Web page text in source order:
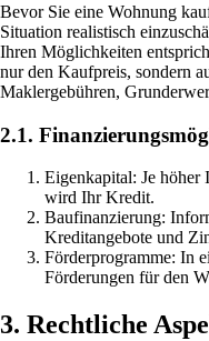
Bevor Sie eine Wohnung
Situation realistisch
Ihren Möglichkeiten
nur den Kaufpreis, sondern
Maklergebühren,
2.1.
Eigenkapital: Je höher
wird Ihr Kredit.
Baufinanzierung:
Kreditangebote und
Förderprogramme: In
Förderungen für den
3. Rechtliche